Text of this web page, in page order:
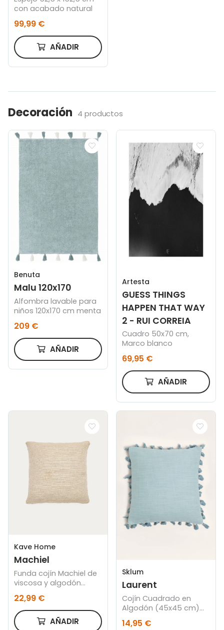
con acabado natural
99,99 €
AÑADIR
Decoración 4 productos
Benuta
Malu 120x170
Alfombra lavable para
niños 120x170 cm menta
209 €
AÑADIR
Artesta
GUESS THINGS
HAPPEN THAT WAY
2 - RUI CORREIA
Cuadro 50x70 cm,
Marco blanco
69,95 €
AÑADIR
Kave Home
Machiel
Funda cojín Machiel de
viscosa y algodón
natural y blanco 50 x
50 cm
22,99 €
AÑADIR
Sklum
Laurent
Cojín Cuadrado en
Algodón (45x45 cm)
Laurent
14,95 €